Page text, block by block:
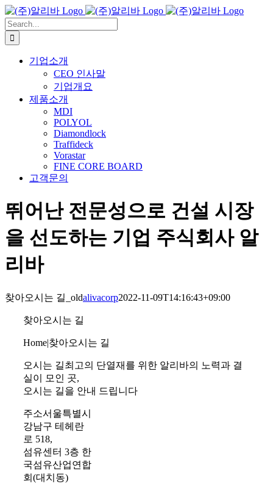
Skip
to
content
Search
for:
기업소개
CEO 인사말
기업개요
제품소개
MDI
POLYOL
Diamondlock
Traffideck
Vorastar
FINE CORE BOARD
고객문의
뛰어난 전문성으로 건설 시장
을 선도하는 기업 주식회사 알
리바
찾아오시는 길_oldalivacorp2022-11-09T14:16:43+09:00
찾아오시는 길
Home|찾아오시는 길
오시는 길최고의 단열재를 위한 알리바의 노력과 결
실이 모인 곳,
오시는 길을 안내 드립니다
주소서울특별시
강남구 테헤란
로 518,
섬유센터 3층 한
국섬유산업연합
회(대치동)